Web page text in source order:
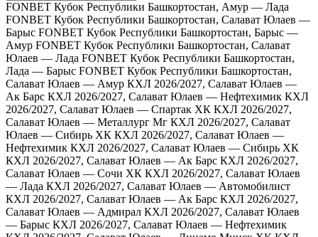
FONBET Кубок Республики Башкортостан, Амур — Лада
FONBET Кубок Республики Башкортостан, Салават Юлаев —
Барыс FONBET Кубок Республики Башкортостан, Барыс —
Амур FONBET Кубок Республики Башкортостан, Салават
Юлаев — Лада FONBET Кубок Республики Башкортостан,
Лада — Барыс FONBET Кубок Республики Башкортостан,
Салават Юлаев — Амур КХЛ 2026/2027, Салават Юлаев —
Ак Барс КХЛ 2026/2027, Салават Юлаев — Нефтехимик КХЛ
2026/2027, Салават Юлаев — Спартак ХК КХЛ 2026/2027,
Салават Юлаев — Металлург Мг КХЛ 2026/2027, Салават
Юлаев — Сибирь ХК КХЛ 2026/2027, Салават Юлаев —
Нефтехимик КХЛ 2026/2027, Салават Юлаев — Сибирь ХК
КХЛ 2026/2027, Салават Юлаев — Ак Барс КХЛ 2026/2027,
Салават Юлаев — Сочи ХК КХЛ 2026/2027, Салават Юлаев
— Лада КХЛ 2026/2027, Салават Юлаев — Автомобилист
КХЛ 2026/2027, Салават Юлаев — Ак Барс КХЛ 2026/2027,
Салават Юлаев — Адмирал КХЛ 2026/2027, Салават Юлаев
— Барыс КХЛ 2026/2027, Салават Юлаев — Нефтехимик